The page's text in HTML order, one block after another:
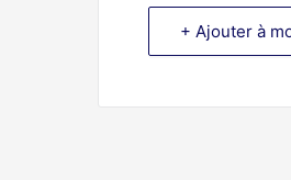
+ Ajouter à